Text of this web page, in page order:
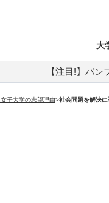
大
【注目!】パ
子大学の志望理由>社会問題を解決